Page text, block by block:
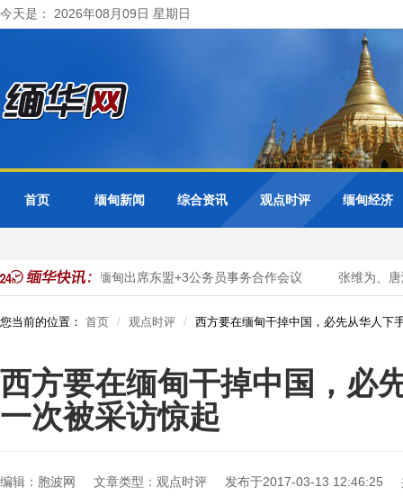
今天是： 2026年08月09日 星期日
首页 缅甸新闻 综合资讯 观点时评 缅甸经济
化转型 缅甸出席东盟+3公务员事务合作会议 张维为、唐
您当前的位置： 首页 观点时评 西方要在缅甸干掉中国，必先从华人
西方要在缅甸干掉中国，
一次被采访惊起
编辑：胞波网 文章类型：观点时评 发布于2017-03-13 12:46:25